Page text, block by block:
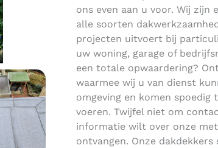
ons even aan u voor. Wij zijn
alle soorten
projecten uitvoert bij
uw woning, garage of
een totale opwaardering?
waarmee wij u van dienst
omgeving en komen
voeren. Twijfel niet om
informatie wilt over onze
ontvangen. Onze